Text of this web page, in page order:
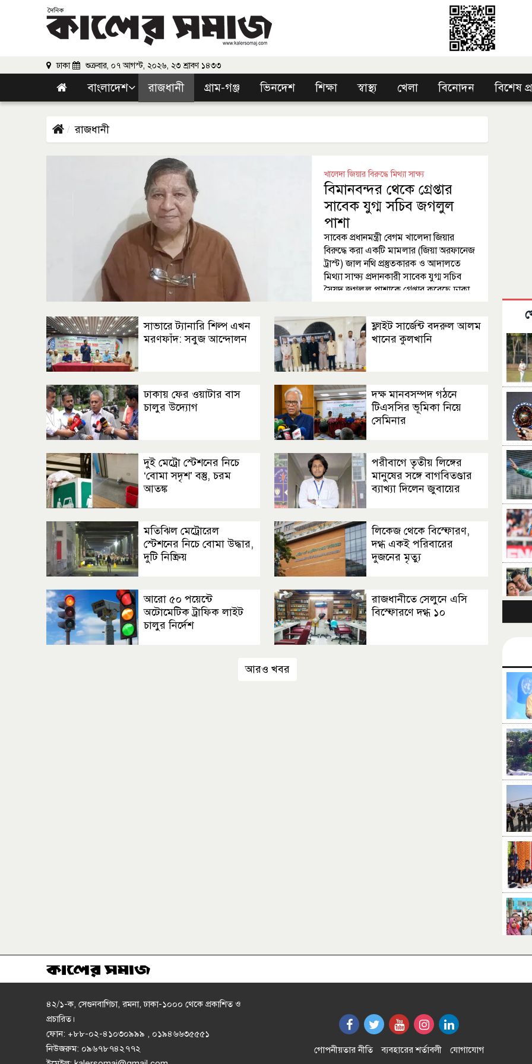
ঢাকা শুক্রবার, ০৭ আগস্ট, ২০২৬, ২৩ শ্রাবণ ১৪৩৩
বাংলাদেশ রাজধানী গ্রাম-গঞ্জ ভিনদেশ শিক্ষা স্বাস্থ্য খেলা বিনোদন বিশেষ
রাজধানী
খালেদা জিয়ার বিরুদ্ধে মিথ্যা সাক্ষ্য
বিমানবন্দর থেকে গ্রেপ্তার
সাবেক যুগ্ম সচিব জগলুল
পাশা
সাবেক প্রধানমন্ত্রী বেগম খালেদা জিয়ার
বিরুদ্ধে করা একটি মামলার (জিয়া অরফানেজ
ট্রাস্ট) জাল নথি প্রস্তুতকারক ও আদালতে
মিথ্যা সাক্ষ্য প্রদানকারী সাবেক যুগ্ম সচিব
সৈয়দ জগলুল পাশাকে গ্রেপ্তার করেছে ঢাকা
রাত পৌনে ৯টার দিকে হযরত শাহজালাল
আন্তর্জাতিক বিমানবন্দর থেকে তাকে গ্রেপ্তার
করা হয়। কক্সবাজার থেকে বিমানযোগে
ঢাকায়
সাভারে ট্যানারি শিল্প এখন
মরণফাঁদ: সবুজ আন্দোলন
ফ্লাইট সার্জেন্ট বদরুল আলম
খানের কুলখানি
ঢাকায় ফের ওয়াটার বাস
চালুর উদ্যোগ
দক্ষ মানবসম্পদ গঠনে
টিএসসির ভূমিকা নিয়ে
সেমিনার
দুই মেট্রো স্টেশনের নিচে
‘বোমা সদৃশ’ বস্তু, চরম
আতঙ্ক
পরীবাগে তৃতীয় লিঙ্গের
মানুষের সঙ্গে বাগবিতণ্ডার
ব্যাখ্যা দিলেন জুবায়ের
মতিঝিল মেট্রোরেল
স্টেশনের নিচে বোমা উদ্ধার,
দুটি নিষ্ক্রিয়
লিকেজ থেকে বিস্ফোরণ,
দগ্ধ একই পরিবারের
দুজনের মৃত্যু
আরো ৫০ পয়েন্টে
অটোমেটিক ট্রাফিক লাইট
চালুর নির্দেশ
রাজধানীতে সেলুনে এসি
বিস্ফোরণে দগ্ধ ১০
আরও খবর
৪২/১-ক, সেগুনবাগিচা, রমনা, ঢাকা-১০০০ থেকে প্রকাশিত ও
প্রচারিত।
ফোন: +৮৮-০২-৪১০৩০৯৯৯ , ০১৯৪৬৬৩৫৫৫১
নিউজরুম: ০৯৬৭৮৭৪২৭৭২
গোপনীয়তার নীতি ব্যবহারের শর্তাবলী যোগাযোগ